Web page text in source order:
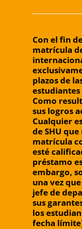
Con el fin
matrícula
plazos de
estudiantes
Como
sus logros
Cualquier
de SHU
matrícula
esté
préstamo
embargo,
una vez
jefe de
sus
los
fecha